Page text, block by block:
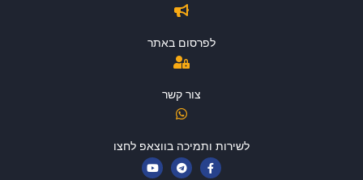
לפרסום באתר
צור קשר
לשירות ותמיכה בווצאפ לחצו